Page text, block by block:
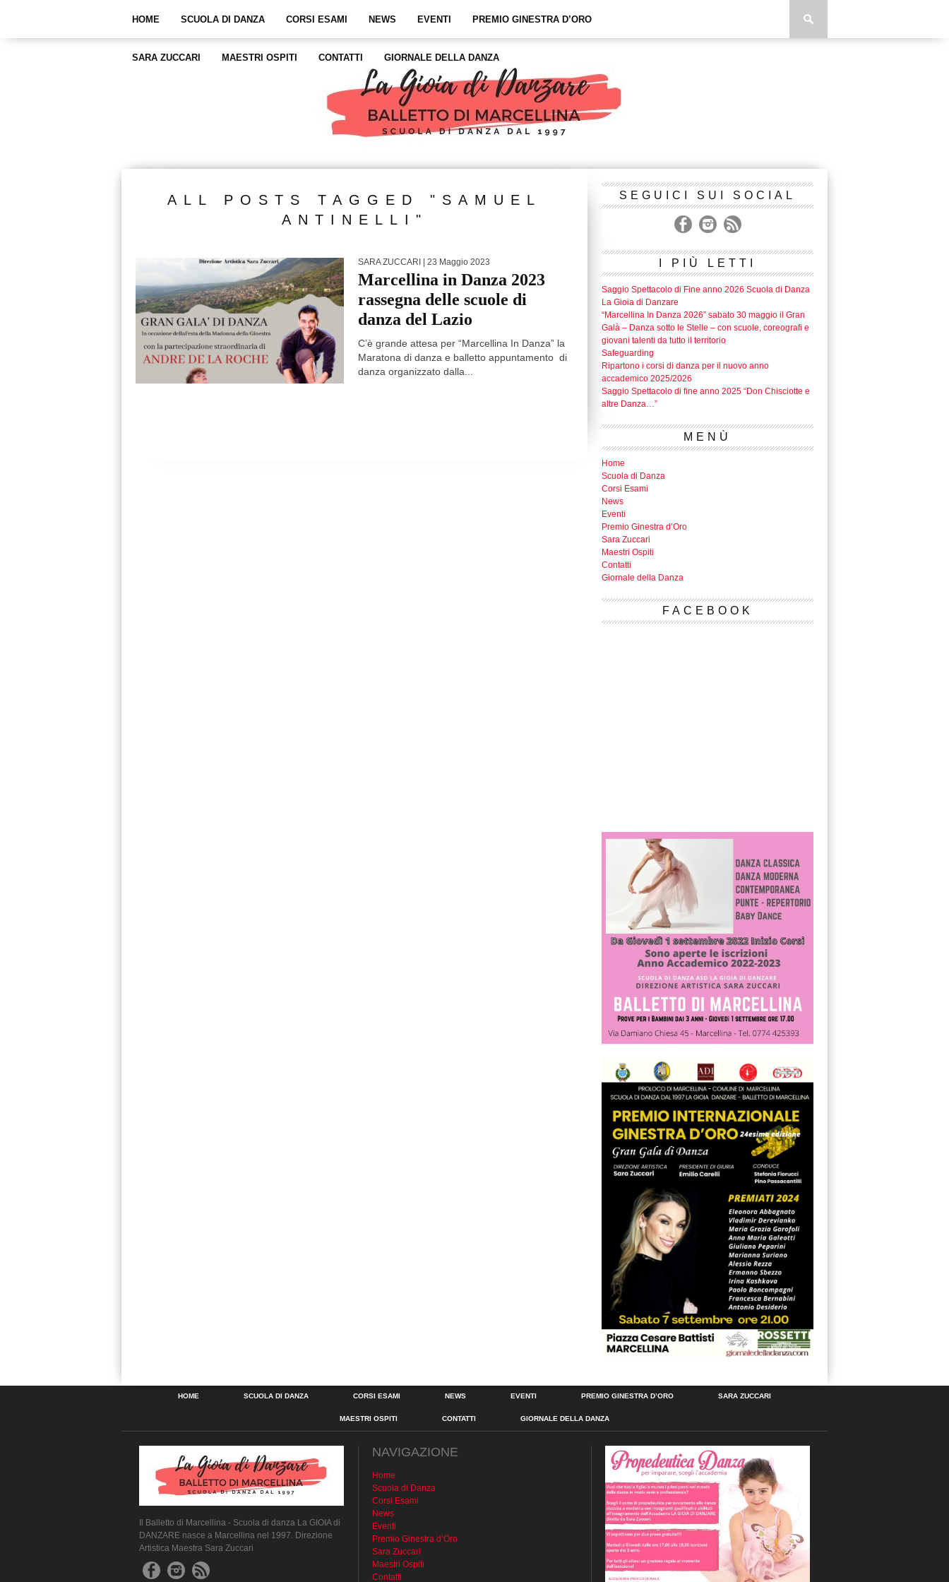
HOME SCUOLA DI DANZA CORSI ESAMI NEWS EVENTI PREMIO GINESTRA D’ORO
SARA ZUCCARI MAESTRI OSPITI CONTATTI GIORNALE DELLA DANZA
ALL POSTS TAGGED "SAMUEL
ANTINELLI"
SARA ZUCCARI | 23 Maggio 2023
Marcellina in Danza 2023
rassegna delle scuole di
danza del Lazio
C’è grande attesa per “Marcellina In Danza” la
Maratona di danza e balletto appuntamento di
danza organizzato dalla...
SEGUICI SUI SOCIAL
I PIÙ LETTI
Saggio Spettacolo di Fine anno 2026 Scuola di Danza
La Gioia di Danzare
“Marcellina In Danza 2026” sabato 30 maggio il Gran
Galà – Danza sotto le Stelle – con scuole, coreografi e
giovani talenti da tutto il territorio
Safeguarding
Ripartono i corsi di danza per il nuovo anno
accademico 2025/2026
Saggio Spettacolo di fine anno 2025 “Don Chisciotte e
altre Danza…”
MENÙ
Home
Scuola di Danza
Corsi Esami
News
Eventi
Premio Ginestra d’Oro
Sara Zuccari
Maestri Ospiti
Contatti
Giornale della Danza
FACEBOOK
HOME SCUOLA DI DANZA CORSI ESAMI NEWS EVENTI PREMIO GINESTRA D’ORO SARA ZUCCARI
MAESTRI OSPITI CONTATTI GIORNALE DELLA DANZA
Il Balletto di Marcellina - Scuola di danza La GIOIA di
DANZARE nasce a Marcellina nel 1997. Direzione
Artistica Maestra Sara Zuccari
NAVIGAZIONE
Home
Scuola di Danza
Corsi Esami
News
Eventi
Premio Ginestra d’Oro
Sara Zuccari
Maestri Ospiti
Contatti